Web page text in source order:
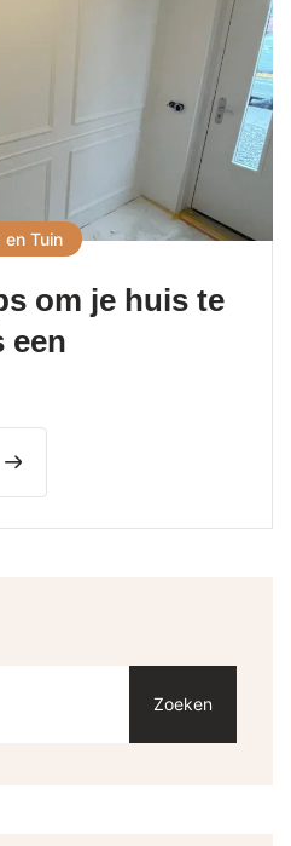
en Tuin
om je huis te
een
Zoeken